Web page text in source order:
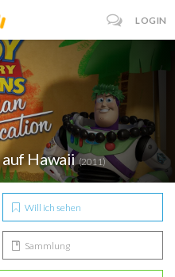
LOGIN
auf Hawaii(2011)
Will ich sehen
Sammlung